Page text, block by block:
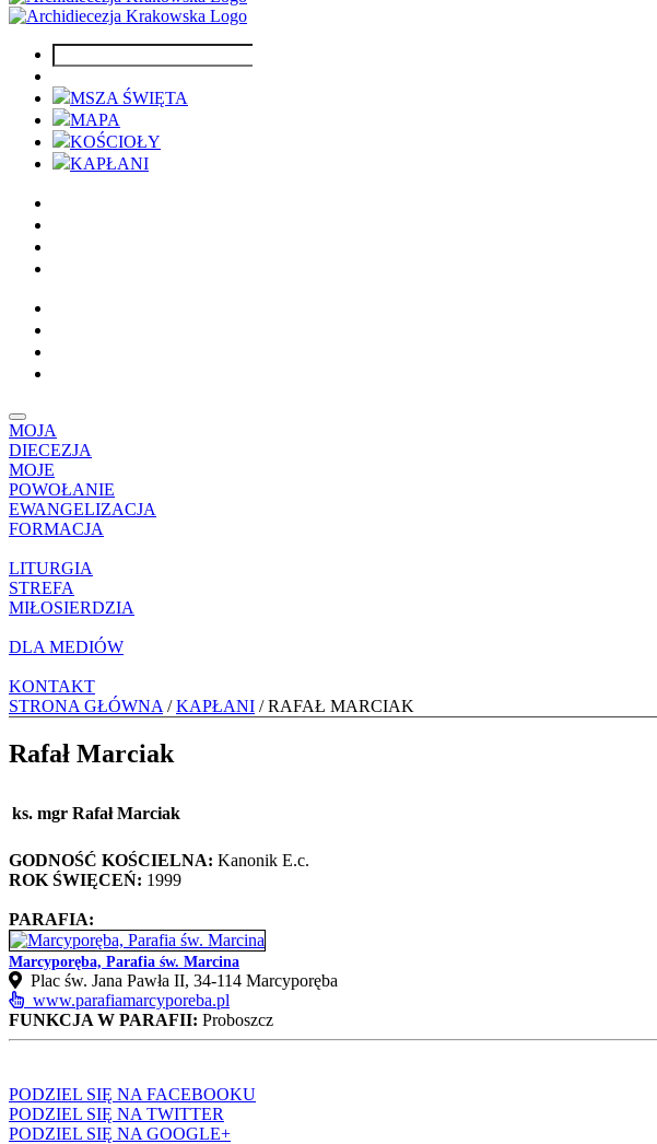
MSZA ŚWIĘTA
MAPA
KOŚCIOŁY
KAPŁANI
MOJA
DIECEZJA
MOJE
POWOŁANIE
EWANGELIZACJA
FORMACJA
LITURGIA
STREFA
MIŁOSIERDZIA
DLA MEDIÓW
KONTAKT
STRONA GŁÓWNA /KAPŁANI / RAFAŁ MARCIAK
Rafał Marciak
ks. mgr Rafał Marciak
GODNOŚĆ KOŚCIELNA: Kanonik E.c.
ROK ŚWIĘCEŃ: 1999
PARAFIA:
Marcyporęba, Parafia św. Marcina
Plac św. Jana Pawła II, 34-114 Marcyporęba
www.parafiamarcyporeba.pl
FUNKCJA W PARAFII: Proboszcz
PODZIEL SIĘ NA FACEBOOKU
PODZIEL SIĘ NA TWITTER
PODZIEL SIĘ NA GOOGLE+